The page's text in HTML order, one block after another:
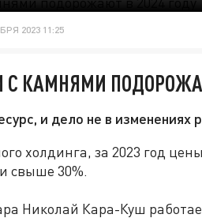
2023 11:25
С КАМНЯМИ
и дело не в изменениях
холдинга, за 2023 год
свыше 30%.
Николай Кара-Куш